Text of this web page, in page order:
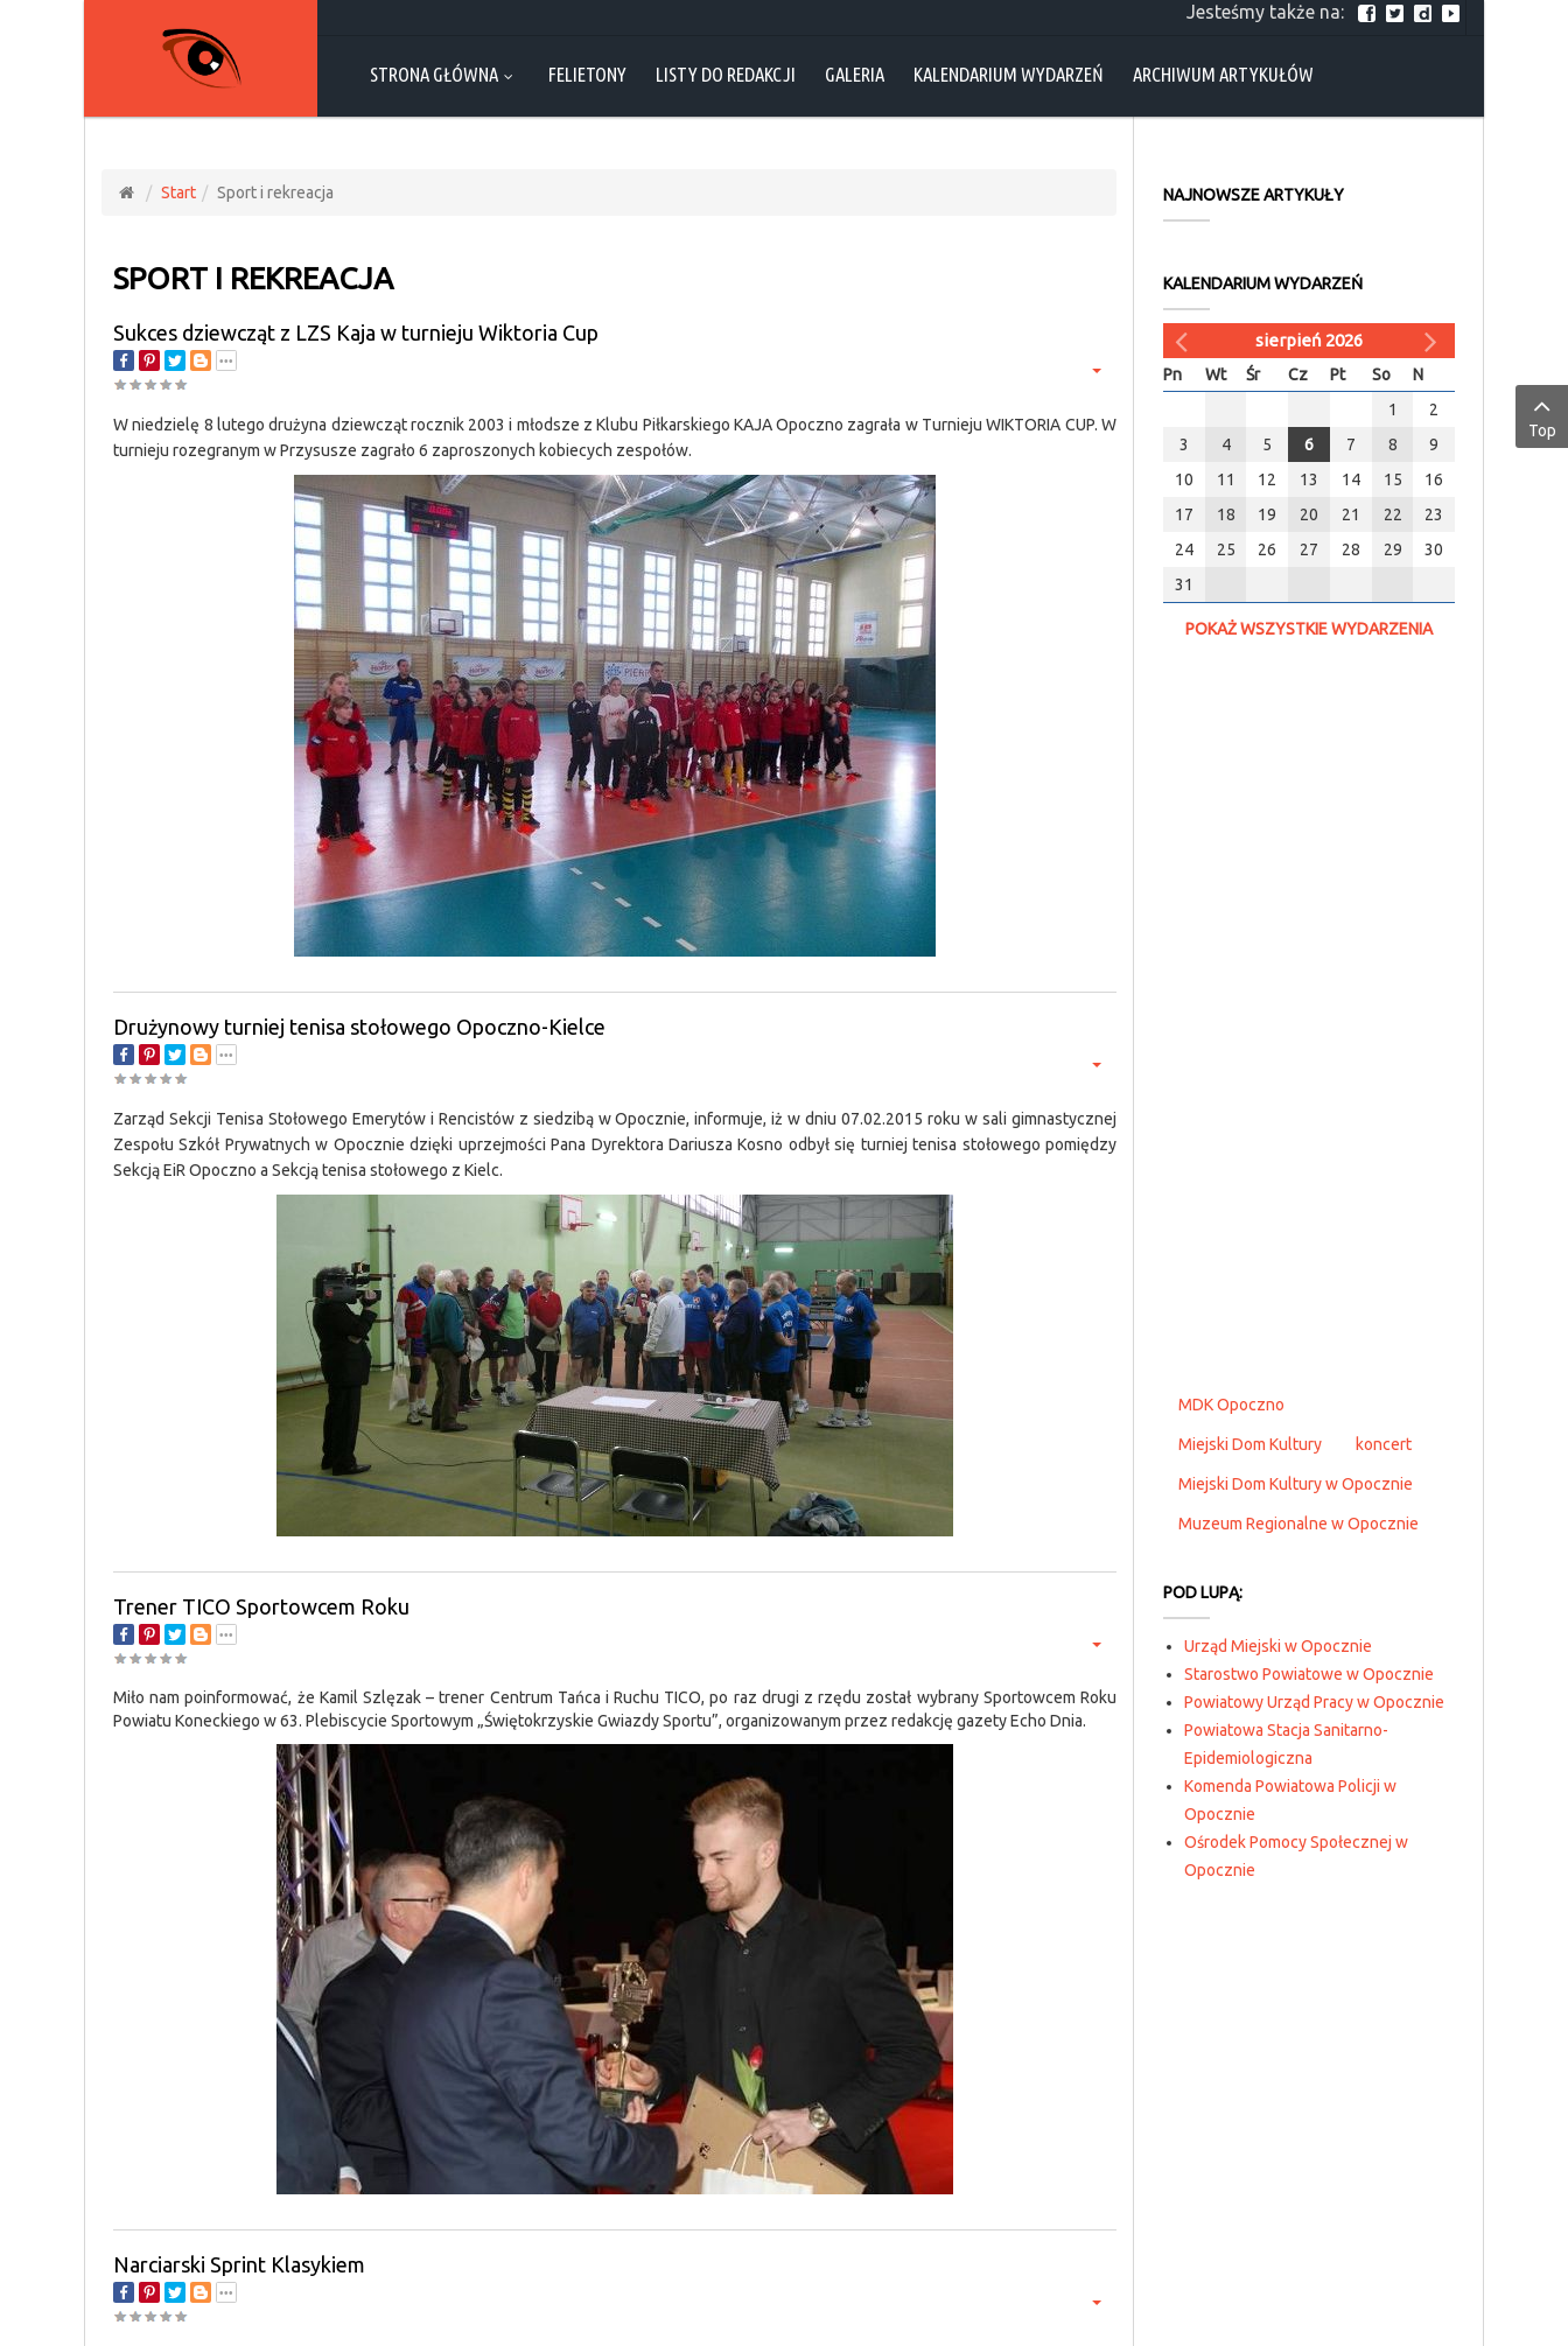
Jesteśmy także na:
STRONA GŁÓWNA FELIETONY LISTY DO REDAKCJI GALERIA KALENDARIUM WYDARZEŃ ARCHIWUM ARTYKUŁÓW
Start Sport i rekreacja
SPORT I REKREACJA
Sukces dziewcząt z LZS Kaja w turnieju Wiktoria Cup
W niedzielę 8 lutego drużyna dziewcząt rocznik 2003 i młodsze z Klubu Piłkarskiego KAJA Opoczno zagrała w Turnieju WIKTORIA CUP. W
turnieju rozegranym w Przysusze zagrało 6 zaproszonych kobiecych zespołów.
Drużynowy turniej tenisa stołowego Opoczno-Kielce
Zarząd Sekcji Tenisa Stołowego Emerytów i Rencistów z siedzibą w Opocznie, informuje, iż w dniu 07.02.2015 roku w sali gimnastycznej
Zespołu Szkół Prywatnych w Opocznie dzięki uprzejmości Pana Dyrektora Dariusza Kosno odbył się turniej tenisa stołowego pomiędzy
Sekcją EiR Opoczno a Sekcją tenisa stołowego z Kielc.
Trener TICO Sportowcem Roku
Miło nam poinformować, że Kamil Szlęzak – trener Centrum Tańca i Ruchu TICO, po raz drugi z rzędu został wybrany Sportowcem Roku
Powiatu Koneckiego w 63. Plebiscycie Sportowym „Świętokrzyskie Gwiazdy Sportu”, organizowanym przez redakcję gazety Echo Dnia.
Narciarski Sprint Klasykiem
NAJNOWSZE ARTYKUŁY
KALENDARIUM WYDARZEŃ
sierpień 2026
Pn Wt Śr Cz Pt So
N
1
2
3
4 5 6 7 8
9
10
11 12 13 14 15
16
17
18 19 20 21 22
23
24
25 26 27 28 29
30
31
POKAŻ WSZYSTKIE WYDARZENIA
MDK Opoczno
Miejski Dom Kultury koncert
Miejski Dom Kultury w Opocznie
Muzeum Regionalne w Opocznie
POD LUPĄ:
Urząd Miejski w Opocznie
Starostwo Powiatowe w Opocznie
Powiatowy Urząd Pracy w Opocznie
Powiatowa Stacja Sanitarno-
Epidemiologiczna
Komenda Powiatowa Policji w
Opocznie
Ośrodek Pomocy Społecznej w
Opocznie
Top